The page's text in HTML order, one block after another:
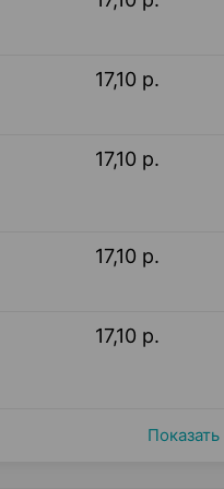
17,10 р.
17,10 р.
17,10 р.
17,10 р.